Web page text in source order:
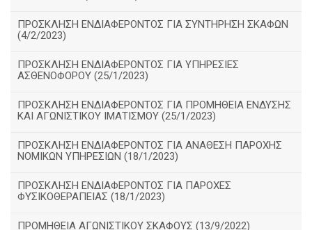
ΠΡΟΣΚΛΗΣΗ ΕΝΔΙΑΦΕΡΟΝΤΟΣ ΓΙΑ ΣΥΝΤΗΡΗΣΗ ΣΚΑΦΩΝ
(4/2/2023)
ΠΡΟΣΚΛΗΣΗ ΕΝΔΙΑΦΕΡΟΝΤΟΣ ΓΙΑ ΥΠΗΡΕΣΙΕΣ
ΑΣΘΕΝΟΦΟΡΟΥ (25/1/2023)
ΠΡΟΣΚΛΗΣΗ ΕΝΔΙΑΦΕΡΟΝΤΟΣ ΓΙΑ ΠΡΟΜΗΘΕΙΑ ΕΝΔΥΣΗΣ
ΚΑΙ ΑΓΩΝΙΣΤΙΚΟΥ ΙΜΑΤΙΣΜΟΥ (25/1/2023)
ΠΡΟΣΚΛΗΣΗ ΕΝΔΙΑΦΕΡΟΝΤΟΣ ΓΙΑ ΑΝΑΘΕΣΗ ΠΑΡΟΧΗΣ
ΝΟΜΙΚΩΝ ΥΠΗΡΕΣΙΩΝ (18/1/2023)
ΠΡΟΣΚΛΗΣΗ ΕΝΔΙΑΦΕΡΟΝΤΟΣ ΓΙΑ ΠΑΡΟΧΕΣ
ΦΥΣΙΚΟΘΕΡΑΠΕΙΑΣ (18/1/2023)
ΠΡΟΜΗΘΕΙΑ ΑΓΩΝΙΣΤΙΚΟΥ ΣΚΑΦΟΥΣ (13/9/2022)